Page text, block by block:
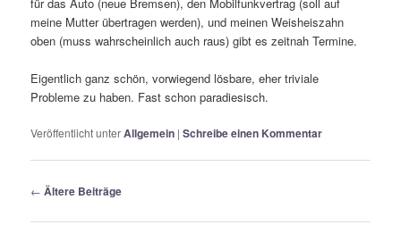
meine Mutter übertragen werden), und meinen Weisheiszahn
oben (muss wahrscheinlich auch raus) gibt es zeitnah Termine.
Eigentlich ganz schön, vorwiegend lösbare, eher triviale
Probleme zu haben. Fast schon paradiesisch.
Veröffentlicht unterAllgemein |Schreibe einen Kommentar
Beitragsnavigation
← Ältere Beiträge